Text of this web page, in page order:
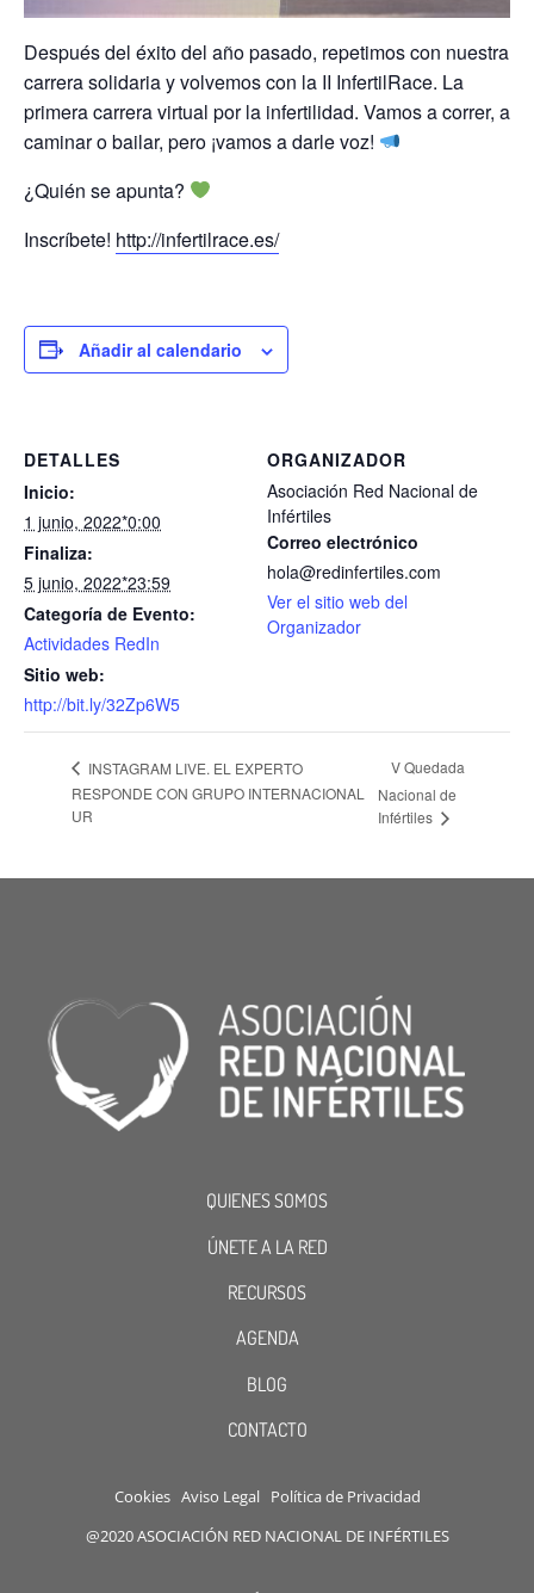
Después del éxito del año pasado, repetimos con nuestra
carrera solidaria y volvemos con la II InfertilRace. La
primera carrera virtual por la infertilidad. Vamos a correr, a
caminar o bailar, pero ¡vamos a darle voz!
¿Quién se apunta?
Inscríbete! http://infertilrace.es/
Añadir al calendario
DETALLES
Inicio:
1 junio, 2022*0:00
Finaliza:
5 junio, 2022*23:59
Categoría de Evento:
Actividades RedIn
Sitio web:
http://bit.ly/32Zp6W5
ORGANIZADOR
Asociación Red Nacional de
Infértiles
Correo electrónico
hola@redinfertiles.com
Ver el sitio web del
Organizador
INSTAGRAM LIVE. EL EXPERTO
RESPONDE CON GRUPO INTERNACIONAL
UR
V Quedada
Nacional de
Infértiles
QUIENES SOMOS
ÚNETE A LA RED
RECURSOS
AGENDA
BLOG
CONTACTO
Cookies Aviso Legal Política de Privacidad
@2020 ASOCIACIÓN RED NACIONAL DE INFÉRTILES